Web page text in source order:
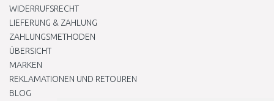
WIDERRUFSRECHT
LIEFERUNG & ZAHLUNG
ZAHLUNGSMETHODEN
ÜBERSICHT
MARKEN
REKLAMATIONEN UND RETOUREN
BLOG